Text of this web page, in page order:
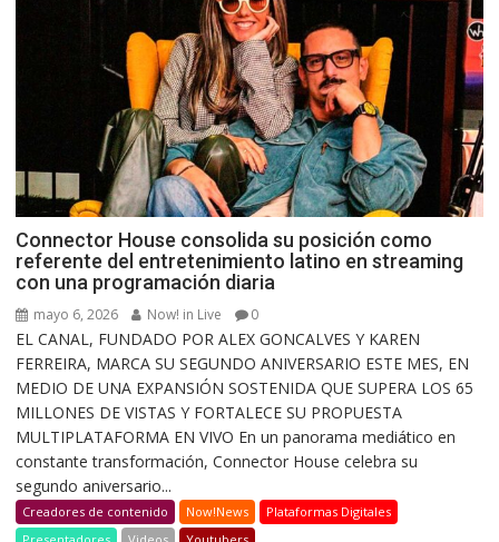
Connector House consolida su posición como
referente del entretenimiento latino en streaming
con una programación diaria
mayo 6, 2026 Now! in Live 0
EL CANAL, FUNDADO POR ALEX GONCALVES Y KAREN
FERREIRA, MARCA SU SEGUNDO ANIVERSARIO ESTE MES, EN
MEDIO DE UNA EXPANSIÓN SOSTENIDA QUE SUPERA LOS 65
MILLONES DE VISTAS Y FORTALECE SU PROPUESTA
MULTIPLATAFORMA EN VIVO En un panorama mediático en
constante transformación, Connector House celebra su
segundo aniversario...
Creadores de contenido Now!News
Plataformas Digitales